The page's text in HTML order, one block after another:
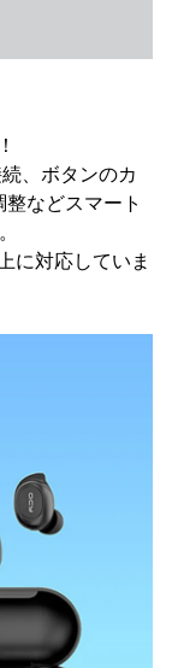
、ボタンのカ
などスマート
に対応していま